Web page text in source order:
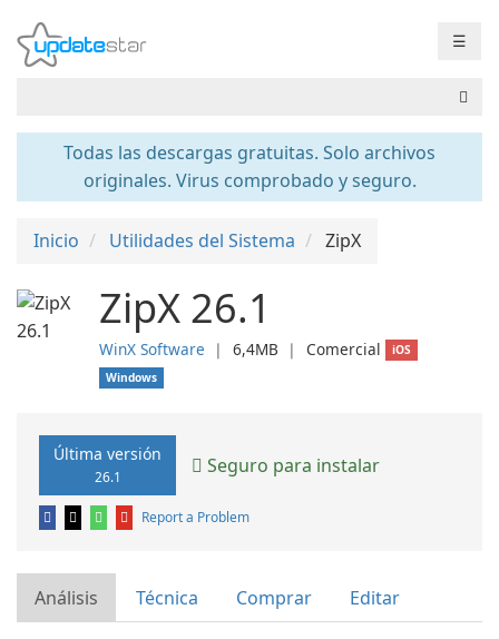
☰
Todas las descargas gratuitas. Solo archivos
originales. Virus comprobado y seguro.
Inicio Utilidades del Sistema ZipX
ZipX 26.1
WinX Software ❘ 6,4MB ❘ Comercial
iOS
Windows
Última versión
26.1 Seguro para instalar
Report a Problem
Análisis Técnica Comprar Editar